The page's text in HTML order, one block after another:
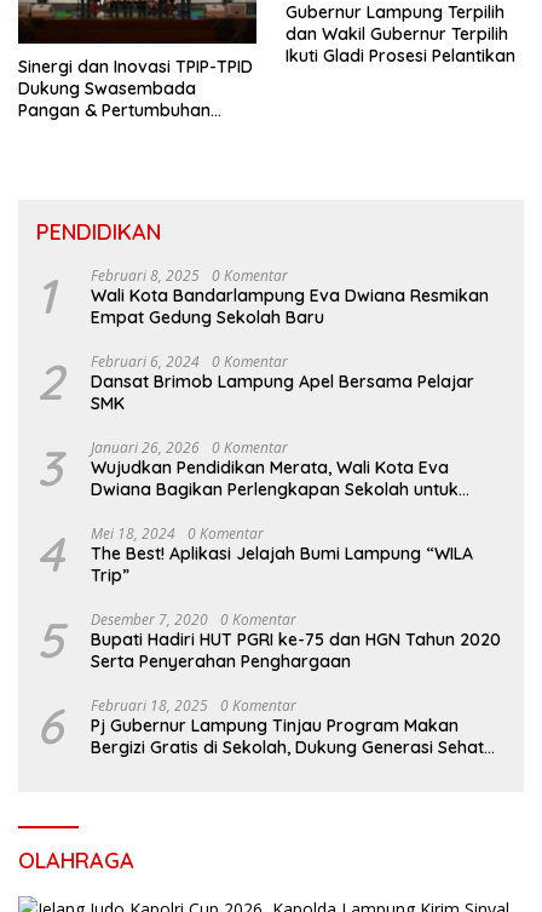
Sinergi dan Inovasi TPIP-TPID
Dukung Swasembada
Pangan & Pertumbuhan
Gubernur Lampung Terpilih
dan Wakil Gubernur Terpilih
Ikuti Gladi Prosesi Pelantikan
PENDIDIKAN
1 Februari 8, 2025 0 Komentar
Wali Kota Bandarlampung Eva Dwiana Resmikan
Empat Gedung Sekolah Baru
2 Februari 6, 2024 0 Komentar
Dansat Brimob Lampung Apel Bersama Pelajar
SMK
3 Januari 26, 2026 0 Komentar
Wujudkan Pendidikan Merata, Wali Kota Eva
Dwiana Bagikan Perlengkapan Sekolah untuk
4 Mei 18, 2024 0 Komentar
The Best! Aplikasi Jelajah Bumi Lampung “WILA
Trip”
5 Desember 7, 2020 0 Komentar
Bupati Hadiri HUT PGRI ke-75 dan HGN Tahun 2020
Serta Penyerahan Penghargaan
6 Februari 18, 2025 0 Komentar
Pj Gubernur Lampung Tinjau Program Makan
Bergizi Gratis di Sekolah, Dukung Generasi Sehat
OLAHRAGA